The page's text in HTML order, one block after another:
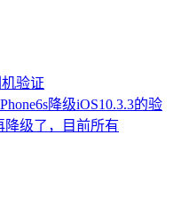
验证
降级iOS10.3.3的验
降级了，目前所有